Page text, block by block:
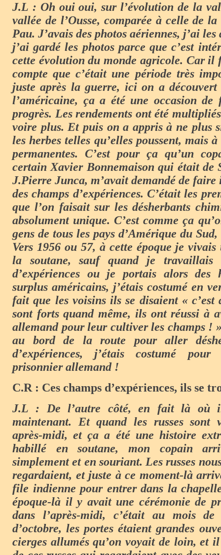
J.L : Oh oui oui, sur l’évolution de la
vallée de l’Ousse, comparée à celle de
Pau. J’avais des photos aériennes, j’ai
j’ai gardé les photos parce que c’est
cette évolution du monde agricole. Car il
compte que c’était une période très
juste après la guerre, ici on a
l’américaine, ça a été une occasion de
progrès. Les rendements ont été
voire plus. Et puis on a appris à ne plus
les herbes telles qu’elles poussent, mais
permanentes. C’est pour ça qu’un
certain Xavier Bonnemaison qui était de
J.Pierre Junca, m’avait demandé de
des champs d’expériences. C’était les
que l’on faisait sur les désherbants
absolument unique. C’est comme ça
gens de tous les pays d’Amérique du
Vers 1956 ou 57, à cette époque je
la soutane, sauf quand je travaillais
d’expériences ou je portais alors des
surplus américains, j’étais costumé en
fait que les voisins ils se disaient « c’est
sont forts quand même, ils ont réussi à
allemand pour leur cultiver les champs !
au bord de la route pour aller
d’expériences, j’étais costumé
prisonnier allemand !
C.R : Ces champs d’expériences, ils se
J.L : De l’autre côté, en fait là où
maintenant. Et quand les russes sont
après-midi, et ça a été une histoire
habillé en soutane, mon copain
simplement et en souriant. Les russes
regardaient, et juste à ce moment-là
file indienne pour entrer dans la
époque-là il y avait une cérémonie de
dans l’après-midi, c’était au mois
d’octobre, les portes étaient grandes
cierges allumés qu’on voyait de loin, et